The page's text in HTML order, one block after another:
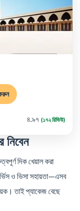
৪.৯৭ (১৭২ রিভিউ)
নিবেন
দিক খেয়াল করা
ও ভিসা সহায়তা—এসব
তাই প্যাকেজ বেছে